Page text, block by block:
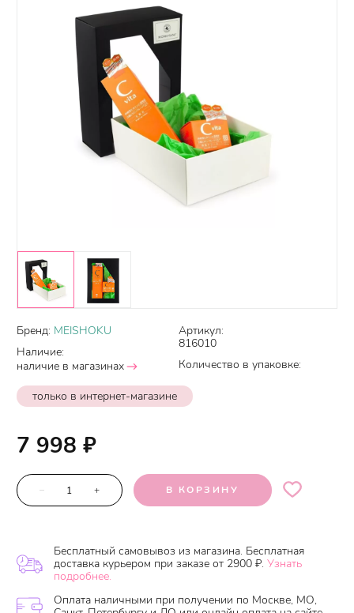
Бренд: MEISHOKU
Наличие:
наличие в магазинах
Артикул:
816010
Количество в упаковке:
только в интернет-магазине
7 998 ₽
– + В КОРЗИНУ
Бесплатный самовывоз из магазина. Бесплатная
доставка курьером при заказе от 2900 ₽. Узнать
подробнее.
Оплата наличными при получении по Москве, МО,